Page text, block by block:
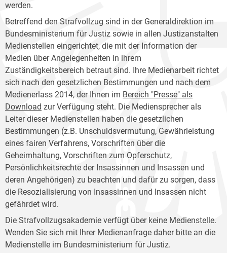
werden.
Betreffend den Strafvollzug sind in der Generaldirektion im
Bundesministerium für Justiz sowie in allen Justizanstalten
Medienstellen eingerichtet, die mit der Information der
Medien über Angelegenheiten in ihrem
Zuständigkeitsbereich betraut sind. Ihre Medienarbeit richtet
sich nach den gesetzlichen Bestimmungen und nach dem
Medienerlass 2014, der Ihnen im Bereich "Presse" als
Download zur Verfügung steht. Die Mediensprecher als
Leiter dieser Medienstellen haben die gesetzlichen
Bestimmungen (z.B. Unschuldsvermutung, Gewährleistung
eines fairen Verfahrens, Vorschriften über die
Geheimhaltung, Vorschriften zum Opferschutz,
Persönlichkeitsrechte der Insassinnen und Insassen und
deren Angehörigen) zu beachten und dafür zu sorgen, dass
die Resozialisierung von Insassinnen und Insassen nicht
gefährdet wird.
Die Strafvollzugsakademie verfügt über keine Medienstelle.
Wenden Sie sich mit Ihrer Medienanfrage daher bitte an die
Medienstelle im Bundesministerium für Justiz.